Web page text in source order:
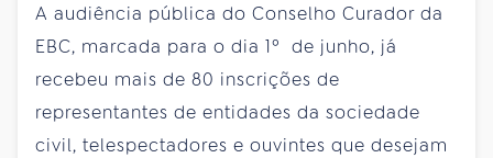
A audiência pública do Conselho Curador da
EBC, marcada para o dia 1º de junho, já
recebeu mais de 80 inscrições de
representantes de entidades da sociedade
civil, telespectadores e ouvintes que desejam